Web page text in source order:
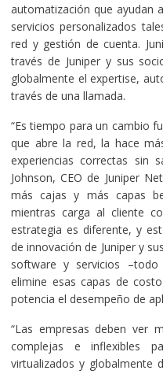
automatización que ayudan
servicios personalizados
red y gestión de cuenta.
través de Juniper y sus
globalmente el expertise,
través de una llamada.
“Es tiempo para un cambio
que abre la red, la hace
experiencias correctas sin
Johnson, CEO de Juniper
más cajas y más capas
mientras carga al cliente
estrategia es diferente, y
de innovación de Juniper y
software y servicios
elimine esas capas de
potencia el desempeño de
“Las empresas deben ver
complejas e inflexibles
virtualizados y globalmente